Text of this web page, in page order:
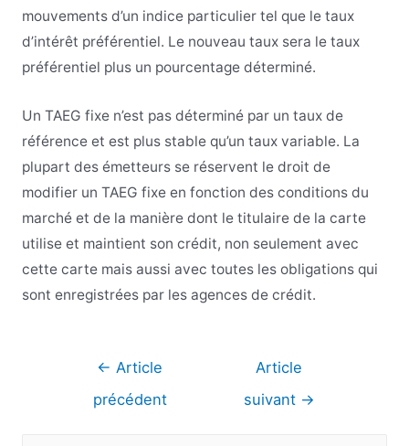
mouvements d’un indice particulier tel que le taux
d’intérêt préférentiel. Le nouveau taux sera le taux
préférentiel plus un pourcentage déterminé.
Un TAEG fixe n’est pas déterminé par un taux de
référence et est plus stable qu’un taux variable. La
plupart des émetteurs se réservent le droit de
modifier un TAEG fixe en fonction des conditions du
marché et de la manière dont le titulaire de la carte
utilise et maintient son crédit, non seulement avec
cette carte mais aussi avec toutes les obligations qui
sont enregistrées par les agences de crédit.
Navigation
l’article
← Article
précédent
Article
suivant →